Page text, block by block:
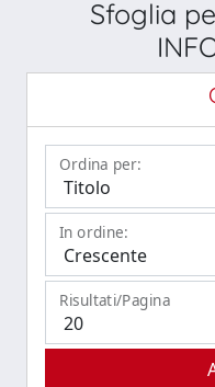
Sfoglia
Ordina per:
In ordine:
Risultati/Pagina